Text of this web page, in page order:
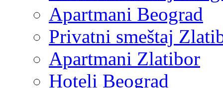
Apartmani Beograd
Privatni smeštaj
Apartmani Zlatibor
Hoteli Beograd